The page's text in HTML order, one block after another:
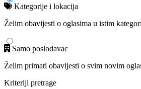
Kategorije i lokacija
Želim obavijesti o oglasima u istim
Samo poslodavac
Želim primati obavijesti o svim novim
Kriteriji pretrage